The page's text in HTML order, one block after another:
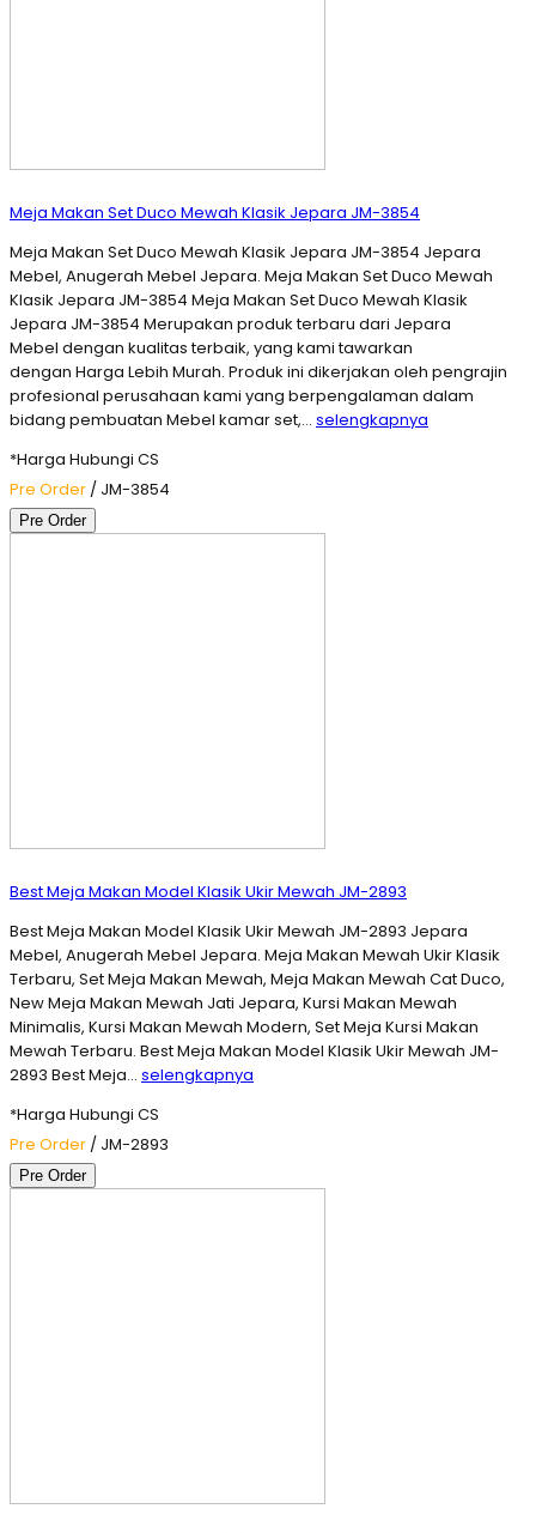
Meja Makan Set Duco Mewah Klasik Jepara JM-3854
Meja Makan Set Duco Mewah Klasik Jepara JM-3854 Jepara
Mebel, Anugerah Mebel Jepara. Meja Makan Set Duco Mewah
Klasik Jepara JM-3854 Meja Makan Set Duco Mewah Klasik
Jepara JM-3854 Merupakan produk terbaru dari Jepara
Mebel dengan kualitas terbaik, yang kami tawarkan
dengan Harga Lebih Murah. Produk ini dikerjakan oleh pengrajin
profesional perusahaan kami yang berpengalaman dalam
bidang pembuatan Mebel kamar set,… selengkapnya
*Harga Hubungi CS
Pre Order / JM-3854
Pre Order
Best Meja Makan Model Klasik Ukir Mewah JM-2893
Best Meja Makan Model Klasik Ukir Mewah JM-2893 Jepara
Mebel, Anugerah Mebel Jepara. Meja Makan Mewah Ukir Klasik
Terbaru, Set Meja Makan Mewah, Meja Makan Mewah Cat Duco,
New Meja Makan Mewah Jati Jepara, Kursi Makan Mewah
Minimalis, Kursi Makan Mewah Modern, Set Meja Kursi Makan
Mewah Terbaru. Best Meja Makan Model Klasik Ukir Mewah JM-
2893 Best Meja… selengkapnya
*Harga Hubungi CS
Pre Order / JM-2893
Pre Order